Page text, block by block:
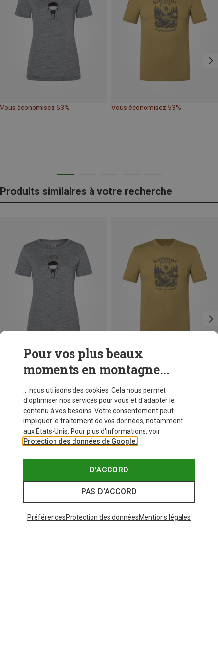
Vous économisez 53% Vous économisez 53%
Produits similaires à votre recherche
Vous économisez 53% Vous économisez 53%
Pour vos plus beaux
moments en montagne...
... nous utilisons des cookies. Cela nous permet
d'optimiser nos services pour vous et d'adapter le
contenu à vos besoins. Votre consentement peut
impliquer le traitement de vos données, notamment
aux États-Unis. Pour plus d'informations, voir
Protection des données de Google.
D'ACCORD
PAS D'ACCORD
PréférencesProtection des donnéesMentions légales